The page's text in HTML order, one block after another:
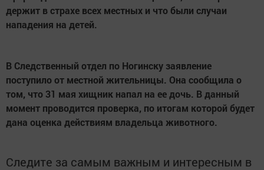
держит в страхе всех местных и что были случаи
нападения на детей.
В Следственный отдел по Ногинску заявление
поступило от местной жительницы. Она сообщила о
том, что 31 мая хищник напал на ее дочь. В данный
момент проводится проверка, по итогам которой будет
дана оценка действиям владельца животного.
Следите за самым важным и интересным в